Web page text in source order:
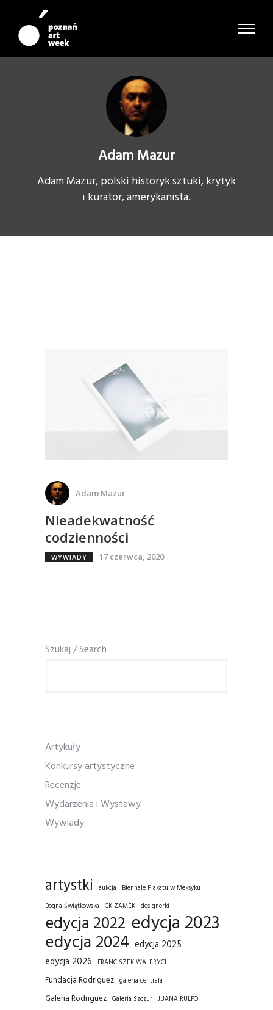
Adam Mazur
Adam Mazur, polski historyk sztuki, krytyk
i kurator, amerykanista.
Adam Mazur
Nieadekwatność
codzienności
WYWIADY 17 czerwca, 2020
Szukaj / Search
Artykuły
Konkursy artystyczne
Recenzje
Wydarzenia i Wystawy
Wywiady
artystki aukcja
Biennale Plakatu w Meksyku
Bogna Świątkowska CK ZAMEK designerki
edycja 2022 edycja 2023
edycja 2024 edycja 2025
edycja 2026
FRANCISZEK WALERYCH
Fundacja Rodriguez galeria centrala
Galeria Rodriguez Galeria Szczur JUANA RULFO